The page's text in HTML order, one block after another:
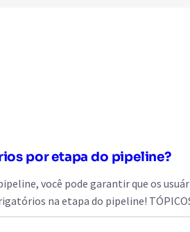
por etapa do pipeline?
você pode garantir que os
na etapa do pipeline!